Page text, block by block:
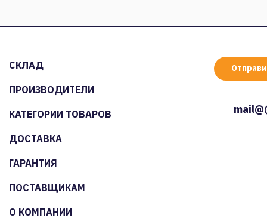
СКЛАД
ПРОИЗВОДИТЕЛИ
КАТЕГОРИИ ТОВАРОВ
ДОСТАВКА
ГАРАНТИЯ
ПОСТАВЩИКАМ
О КОМПАНИИ